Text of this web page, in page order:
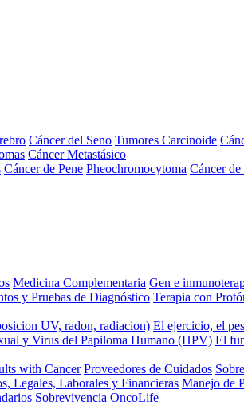
Cáncer del Seno Tumores Carcinoide
Cáncer Metastásico
Cáncer de Pene Pheochromocytoma Cáncer de
Medicina Complementaria Gen e
y Pruebas de Diagnóstico Terapia con
UV, radon, radiacion) El ejercicio, el
y Virus del Papiloma Humano (HPV) El
with Cancer Proveedores de Cuidados
Legales, Laborales y Financieras Manejo de
Sobrevivencia OncoLife